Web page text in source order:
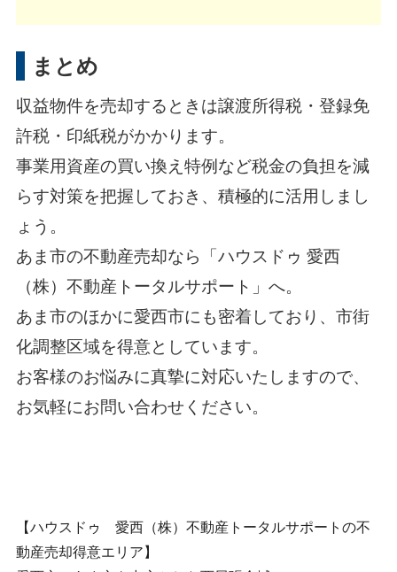
まとめ
収益物件を売却するときは譲渡所得税・登録免
許税・印紙税がかかります。
事業用資産の買い換え特例など税金の負担を減
らす対策を把握しておき、積極的に活用しまし
ょう。
あま市の不動産売却なら「ハウスドゥ 愛西
（株）不動産トータルサポート」へ。
あま市のほかに愛西市にも密着しており、市街
化調整区域を得意としています。
お客様のお悩みに真摯に対応いたしますので、
お気軽にお問い合わせください。
【ハウスドゥ 愛西（株）不動産トータルサポートの不
動産売却得意エリア】